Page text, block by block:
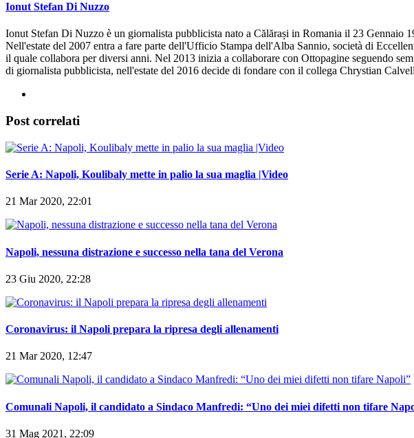
Ionut Stefan Di Nuzzo
Ionut Stefan Di Nuzzo è un giornalista pubblicista nato a Călărași in Romania il 23 Gennaio
Nell'estate del 2007 entra a fare parte dell'Ufficio Stampa dell'Alba Sannio, società di
il quale collabora per diversi anni. Nel 2013 inizia a collaborare con Ottopagine seguendo
di giornalista pubblicista, nell'estate del 2016 decide di fondare con il collega Chrystian
Post correlati
Serie A: Napoli, Koulibaly mette in palio la sua maglia |Video
21 Mar 2020, 22:01
Napoli, nessuna distrazione e successo nella tana del Verona
23 Giu 2020, 22:28
Coronavirus: il Napoli prepara la ripresa degli allenamenti
21 Mar 2020, 12:47
Comunali Napoli, il candidato a Sindaco Manfredi: “Uno dei miei difetti non tifare
31 Mag 2021, 22:09